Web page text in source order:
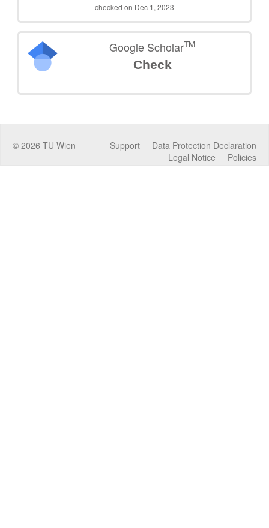
checked on Dec 1, 2023
Google ScholarTM
Check
© 2026 TU Wien Data Protection Declaration
Support
Policies
Legal Notice